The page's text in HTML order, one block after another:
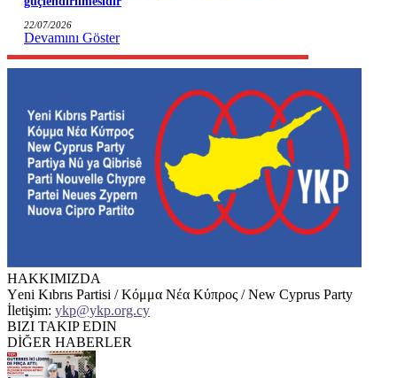
22/07/2026
Devamını Göster
HAKKIMIZDA
Υeni Kıbrıs Partisi / Κόμμα Νέα Κύπρος / New Cyprus Party
İletişim: ykp@ykp.org.cy
BIZI TAKIP EDIN
DİĞER HABERLER